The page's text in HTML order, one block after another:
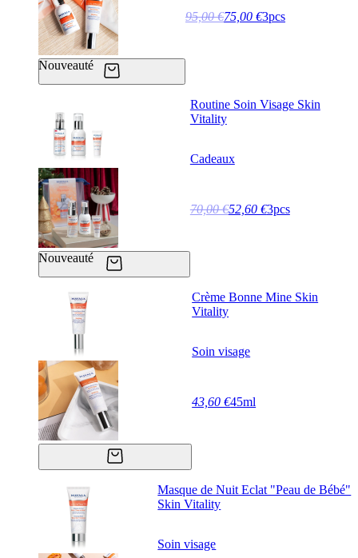
Nouveauté
95,00 €75,00 €3pcs
Nouveauté
Routine Soin Visage Skin
Vitality
Cadeaux
70,00 €52,60 €3pcs
Crème Bonne Mine Skin
Vitality
Soin visage
43,60 €45ml
Masque de Nuit Eclat "Peau de Bébé"
Skin Vitality
Soin visage